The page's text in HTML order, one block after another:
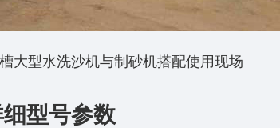
大型水洗沙机与制砂机搭配使用现场
型号参数